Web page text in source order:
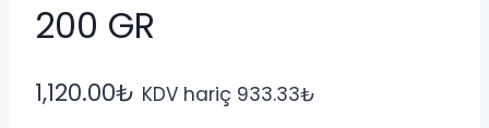
200 GR
1,120.00₺ KDV hariç 933.33₺